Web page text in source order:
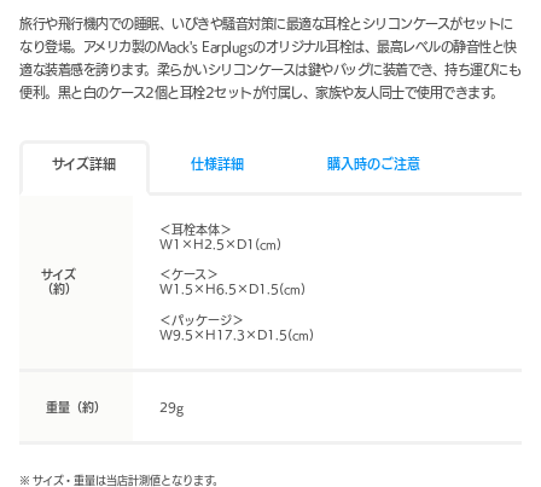
旅行や飛行機内での睡眠、いびきや騒音対策に最適な耳栓とシリコンケースがセットに
なり登場。アメリカ製のMack's Earplugsのオリジナル耳栓は、最高レベルの静音性と快
適な装着感を誇ります。柔らかいシリコンケースは鍵やバッグに装着でき、持ち運びにも
便利。黒と白のケース2個と耳栓2セットが付属し、家族や友人同士で使用できます。
サイズ詳細 仕様詳細 購入時のご注意
サイズ
（約）
＜耳栓本体＞
W1×H2.5×D1(cm)
＜ケース＞
W1.5×H6.5×D1.5(cm)
＜パッケージ＞
W9.5×H17.3×D1.5(cm)
重量（約） 29g
※ サイズ・重量は当店計測値となります。